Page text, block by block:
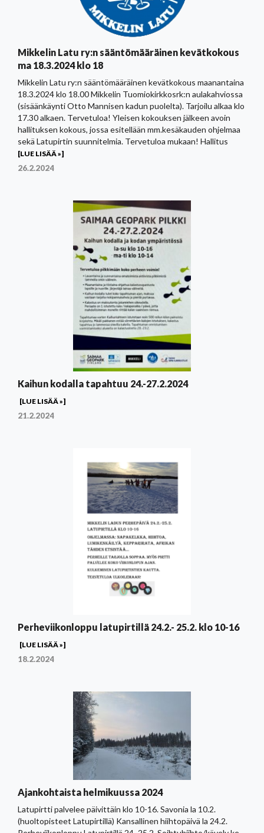
Mikkelin Latu ry:n sääntömääräinen kevätkokous
ma 18.3.2024 klo 18
Mikkelin Latu ry:n sääntömääräinen kevätkokous maanantaina
18.3.2024 klo 18.00 Mikkelin Tuomiokirkkosrk:n aulakahviossa
(sisäänkäynti Otto Mannisen kadun puolelta). Tarjoilu alkaa klo
17.30 alkaen. Tervetuloa! Yleisen kokouksen jälkeen avoin
hallituksen kokous, jossa esitellään mm.kesäkauden ohjelmaa
sekä Latupirtin suunnitelmia. Tervetuloa mukaan! Hallitus
[LUE LISÄÄ »]
26.2.2024
Kaihun kodalla tapahtuu 24.-27.2.2024
[LUE LISÄÄ »]
21.2.2024
Perheviikonloppu latupirtillä 24.2.- 25.2. klo 10-16
[LUE LISÄÄ »]
18.2.2024
Ajankohtaista helmikuussa 2024
Latupirtti palvelee päivittäin klo 10-16. Savonia la 10.2.
(huoltopisteet Latupirtillä) Kansallinen hiihtopäivä la 24.2.